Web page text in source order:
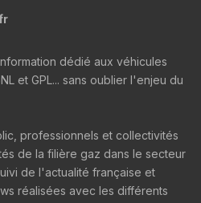
dédié aux véhicules
et GPL... sans oublier l'enjeu du
professionnels et collectivités
de la filière gaz dans le secteur
de l'actualité française et
réalisées avec les différents